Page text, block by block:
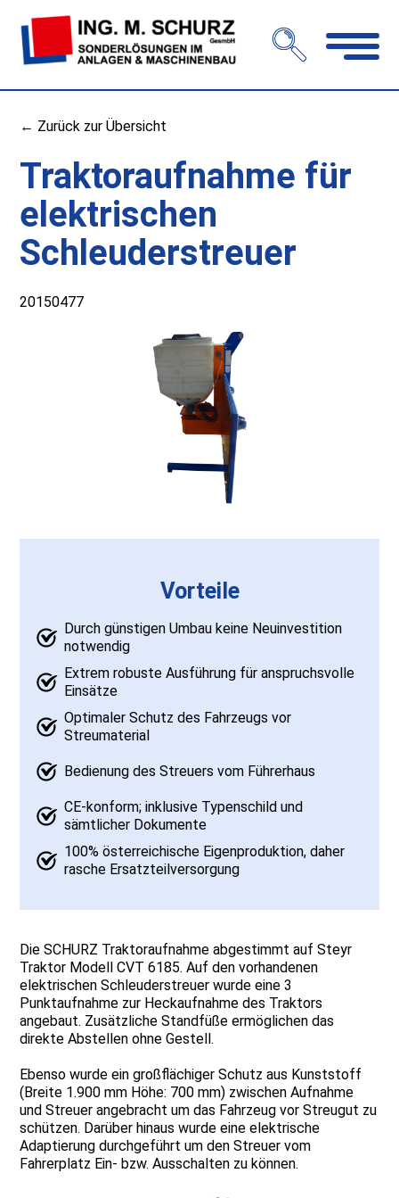
← Zurück zur Übersicht
Traktoraufnahme für
elektrischen
Schleuderstreuer
20150477
Vorteile
Durch günstigen Umbau keine Neuinvestition
notwendig
Extrem robuste Ausführung für anspruchsvolle
Einsätze
Optimaler Schutz des Fahrzeugs vor
Streumaterial
Bedienung des Streuers vom Führerhaus
CE-konform; inklusive Typenschild und
sämtlicher Dokumente
100% österreichische Eigenproduktion, daher
rasche Ersatzteilversorgung
Die SCHURZ Traktoraufnahme abgestimmt auf Steyr
Traktor Modell CVT 6185. Auf den vorhandenen
elektrischen Schleuderstreuer wurde eine 3
Punktaufnahme zur Heckaufnahme des Traktors
angebaut. Zusätzliche Standfüße ermöglichen das
direkte Abstellen ohne Gestell.
Ebenso wurde ein großflächiger Schutz aus Kunststoff
(Breite 1.900 mm Höhe: 700 mm) zwischen Aufnahme
und Streuer angebracht um das Fahrzeug vor Streugut zu
schützen. Darüber hinaus wurde eine elektrische
Adaptierung durchgeführt um den Streuer vom
Fahrerplatz Ein- bzw. Ausschalten zu können.